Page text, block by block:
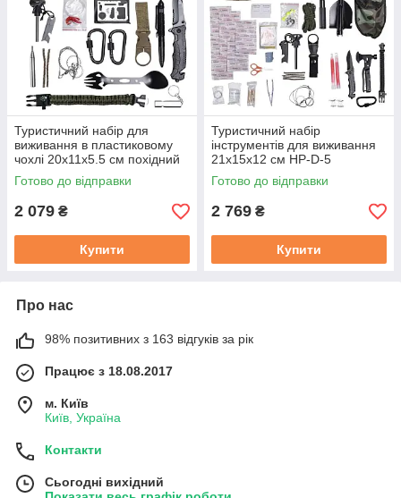
Туристичний набір для
виживання в пластиковому
чохлі 20х11х5.5 см похідний
набір інструментів Lugi HP-D-
3
Готово до відправки
2 079 ₴
Купити
Туристичний набір
інструментів для виживання
21х15х12 см HP-D-5
Готово до відправки
2 769 ₴
Купити
Про нас
98% позитивних з 163 відгуків за рік
Працює з 18.08.2017
м. Київ
Київ, Україна
Контакти
Сьогодні вихідний